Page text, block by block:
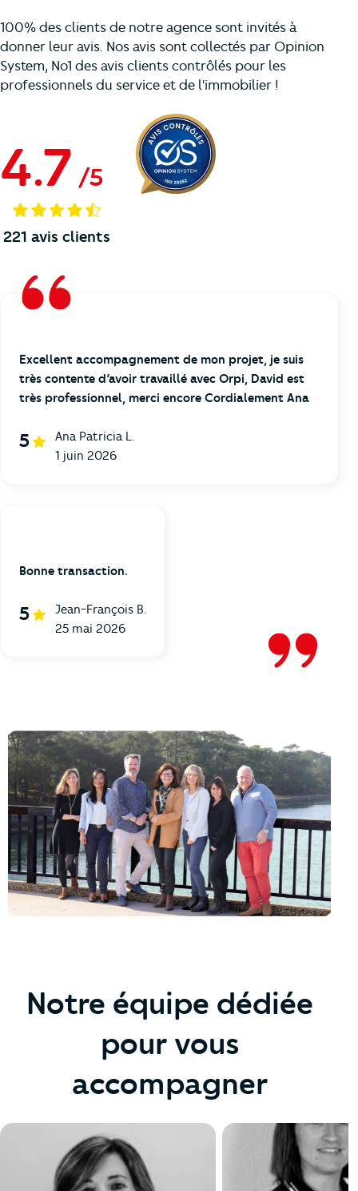
100% des clients de notre agence sont invités à
donner leur avis. Nos avis sont collectés par Opinion
System, No1 des avis clients contrôlés pour les
professionnels du service et de l'immobilier !
4.7 /5
221 avis clients
Excellent accompagnement de mon projet, je suis
très contente d’avoir travaillé avec Orpi, David est
très professionnel, merci encore Cordialement Ana
5
Ana Patricia L.
1 juin 2026
Bonne transaction.
5
Jean-François B.
25 mai 2026
Notre équipe dédiée
pour vous
accompagner